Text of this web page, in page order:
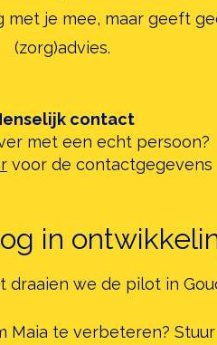
met je mee, maar geeft
(zorg)advies.​
contact
met een echt persoon?
voor de contactgegevens
draaien we de pilot in
Maia te verbeteren?
in